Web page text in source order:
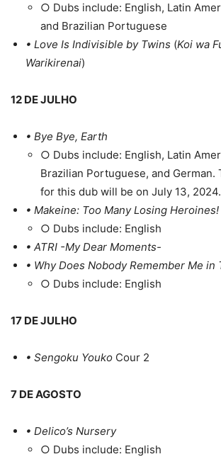
○ Dubs include: English, Latin
and Brazilian Portuguese
• Love Is Indivisible by Twins (Koi wa
Warikirenai)
12 DE JULHO
• Bye Bye, Earth
○ Dubs include: English, Latin
Brazilian Portuguese, and German.
for this dub will be on July 13, 2024.
• Makeine: Too Many Losing Heroines!
○ Dubs include: English
• ATRI -My Dear Moments-
• Why Does Nobody Remember Me in
○ Dubs include: English
17 DE JULHO
• Sengoku Youko Cour 2
7 DE AGOSTO
• Delico’s Nursery
○ Dubs include: English